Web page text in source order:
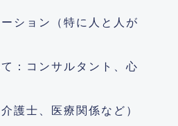
ション（特に人と人が
：コンサルタント、心
護士、医療関係など）